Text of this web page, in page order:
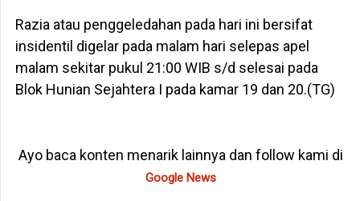
Razia atau penggeledahan pada hari ini bersifat
insidentil digelar pada malam hari selepas apel
malam sekitar pukul 21:00 WIB s/d selesai pada
Blok Hunian Sejahtera I pada kamar 19 dan 20.(TG)
Ayo baca konten menarik lainnya dan follow kami di
Google News